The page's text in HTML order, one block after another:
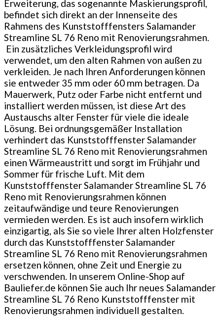
Erweiterung, das sogenannte Maskierungsprofil,
befindet sich direkt an der Innenseite des
Rahmens des Kunststofffensters Salamander
Streamline SL 76 Reno mit Renovierungsrahmen.
Ein zusätzliches Verkleidungsprofil wird
verwendet, um den alten Rahmen von außen zu
verkleiden. Je nach Ihren Anforderungen können
sie entweder 35 mm oder 60 mm betragen. Da
Mauerwerk, Putz oder Farbe nicht entfernt und
installiert werden müssen, ist diese Art des
Austauschs alter Fenster für viele die ideale
Lösung. Bei ordnungsgemäßer Installation
verhindert das Kunststofffenster Salamander
Streamline SL 76 Reno mit Renovierungsrahmen
einen Wärmeaustritt und sorgt im Frühjahr und
Sommer für frische Luft. Mit dem
Kunststofffenster Salamander Streamline SL 76
Reno mit Renovierungsrahmen können
zeitaufwändige und teure Renovierungen
vermieden werden. Es ist auch insofern wirklich
einzigartig, als Sie so viele Ihrer alten Holzfenster
durch das Kunststofffenster Salamander
Streamline SL 76 Reno mit Renovierungsrahmen
ersetzen können, ohne Zeit und Energie zu
verschwenden. In unserem Online-Shop auf
Bauliefer.de können Sie auch Ihr neues Salamander
Streamline SL 76 Reno Kunststofffenster mit
Renovierungsrahmen individuell gestalten.